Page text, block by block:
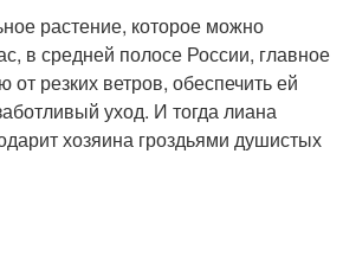
растение, которое можно
в средней полосе России, главное
от резких ветров, обеспечить ей
уход. И тогда лиана
хозяина гроздьями душистых